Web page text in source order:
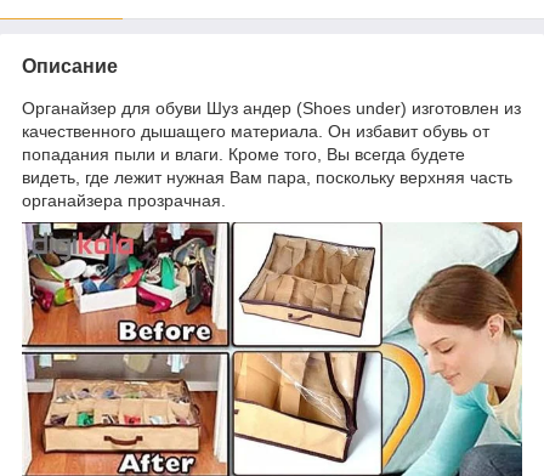
Описание
Органайзер для обуви Шуз андер (Shoes under) изготовлен из
качественного дышащего материала. Он избавит обувь от
попадания пыли и влаги. Кроме того, Вы всегда будете
видеть, где лежит нужная Вам пара, поскольку верхняя часть
органайзера прозрачная.